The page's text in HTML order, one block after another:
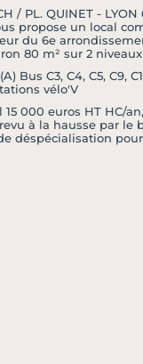
/ PL. QUINET -
propose un local
du 6e
80 m² sur 2 niveaux
Bus C3, C4, C5, C9,
vélo'V
15 000 euros HT HC/
à la hausse par le
déspécialisation